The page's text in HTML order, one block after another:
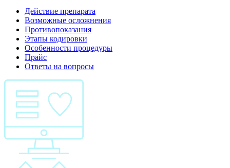
Действие препарата
Возможные осложнения
Противопоказания
Этапы кодировки
Особенности процедуры
Прайс
Ответы на вопросы